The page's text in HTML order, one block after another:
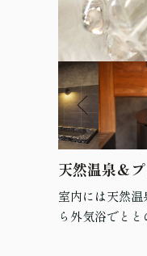
天然温泉＆
室内には天然
ら外気浴でとと